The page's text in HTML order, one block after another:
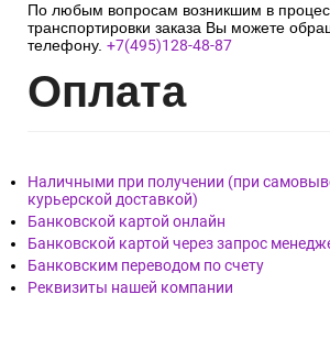
По любым вопросам возникшим в
транспортировки заказа Вы можете
телефону. +7(495)128-48-87
Оплата
Наличными при получении (при
курьерской доставкой)
Банковской картой онлайн
Банковской картой через запрос
Банковским переводом по счету
Реквизиты нашей компании